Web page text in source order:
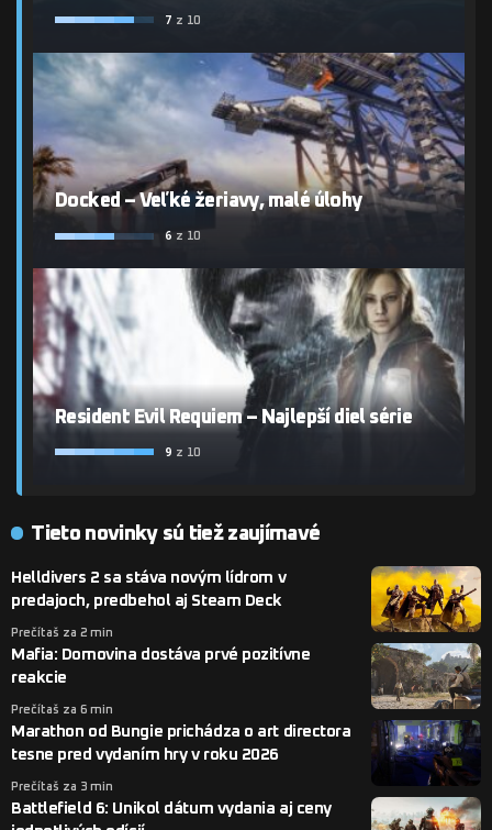
7 z 10
Docked – Veľké žeriavy, malé úlohy
6 z 10
Resident Evil Requiem – Najlepší diel série
9 z 10
Tieto novinky sú tiež zaujímavé
Helldivers 2 sa stáva novým lídrom v
predajoch, predbehol aj Steam Deck
Prečítaš za 2 min
Mafia: Domovina dostáva prvé pozitívne
reakcie
Prečítaš za 6 min
Marathon od Bungie prichádza o art directora
tesne pred vydaním hry v roku 2026
Prečítaš za 3 min
Battlefield 6: Unikol dátum vydania aj ceny